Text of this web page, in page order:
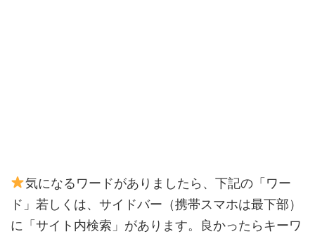
気になるワードがありましたら、下記の「ワー
ド」若しくは、サイドバー（携帯スマホは最下部）
に「サイト内検索」があります。良かったらキーワ